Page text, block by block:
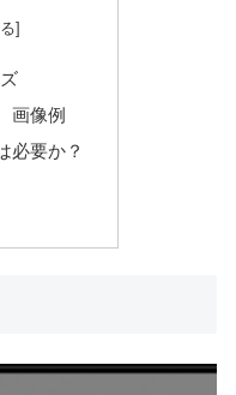
画像例
必要か？